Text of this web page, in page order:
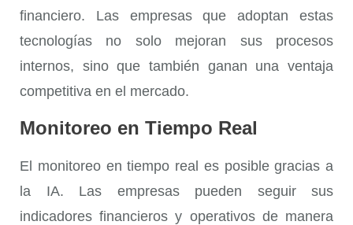
financiero. Las empresas que adoptan estas
tecnologías no solo mejoran sus procesos
internos, sino que también ganan una ventaja
competitiva en el mercado.
Monitoreo en Tiempo Real
El monitoreo en tiempo real es posible gracias a
la IA. Las empresas pueden seguir sus
indicadores financieros y operativos de manera